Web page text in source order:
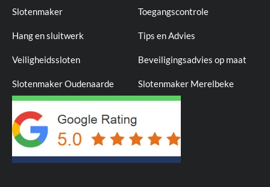
Slotenmaker
Hang en sluitwerk
Veiligheidssloten
Slotenmaker Oudenaarde
Toegangscontrole
Tips en Advies
Beveiligingsadvies op maat
Slotenmaker Merelbeke